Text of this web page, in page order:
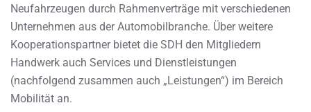
Neufahrzeugen durch Rahmenverträge mit verschiedenen
Unternehmen aus der Automobilbranche. Über weitere
Kooperationspartner bietet die SDH den Mitgliedern
Handwerk auch Services und Dienstleistungen
(nachfolgend zusammen auch „Leistungen“) im Bereich
Mobilität an.